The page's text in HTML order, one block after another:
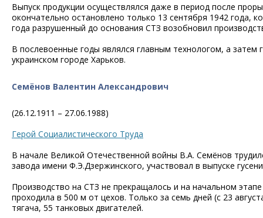
Выпуск продукции осуществлялся даже в период после
окончательно остановлено только 13 сентября 1942 года,
года разрушенный до основания СТЗ возобновил
В послевоенные годы являлся главным технологом, а
украинском городе Харьков.
Семёнов Валентин Александрович
(26.12.1911 – 27.06.1988)
Герой Социалистического Труда
В начале Великой Отечественной войны В.А. Семёнов
завода имени Ф.Э.Дзержинского, участвовал в выпуске
Производство на СТЗ не прекращалось и на начальном
проходила в 500 м от цехов. Только за семь дней (с 23
тягача, 55 танковых двигателей.